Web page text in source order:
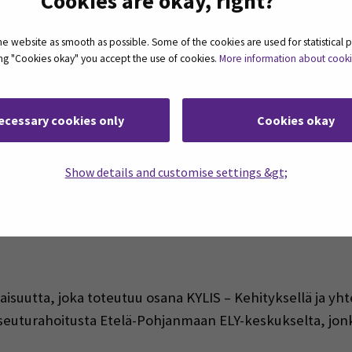
website as smooth as possible. Some of the cookies are used for statistical
"Cookies okay" you accept the use of cookies. More information about
cookies only Cookies okay
Show details and customise settings &gt;
menetelmät ja merkinnät 7.10.2026 klo 9-
ja -menetelmien mahdollisuuksiin
kehittämiseen!
säilyvyyteen
joka toteutuu osana KYLIS – Kehityksellä ja
Etelä-Pohjanmaan ELY-keskukselta,